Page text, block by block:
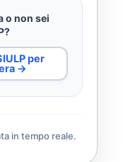
o non sei
per
→
in tempo reale.